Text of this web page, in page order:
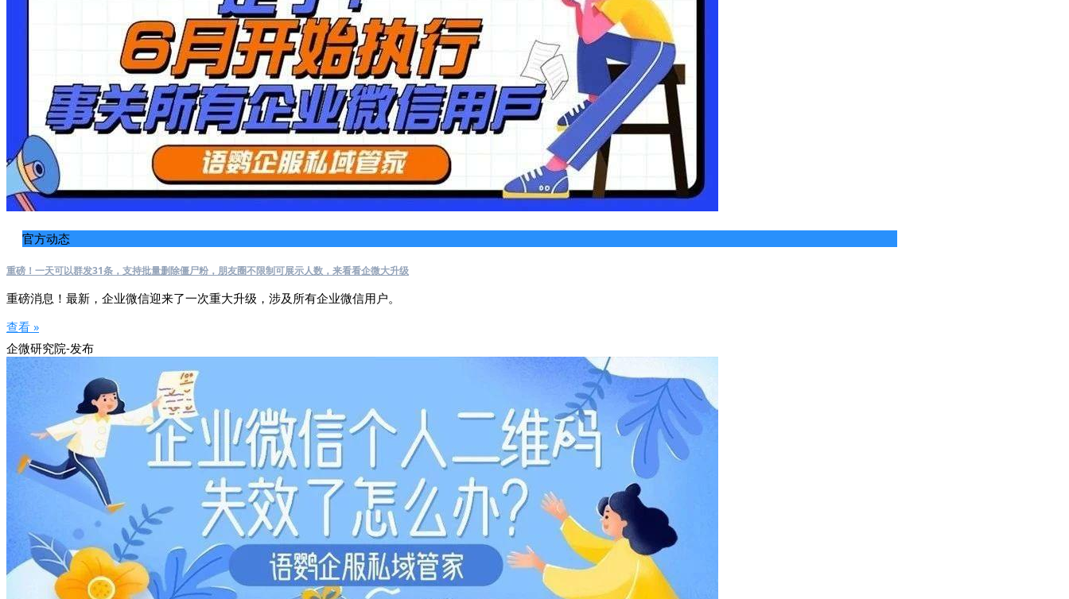
官方动态
重磅！一天可以群发31条，支持批量删除僵尸粉，朋友圈不限制可展示人数，来看看企微大升级
重磅消息！最新，企业微信迎来了一次重大升级，涉及所有企业微信用户。
查看 »
企微研究院-发布